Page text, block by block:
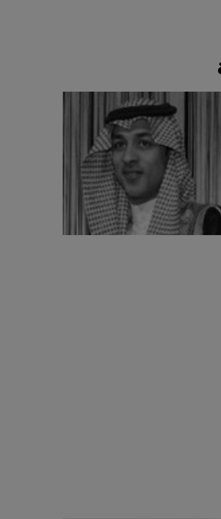
عضو مجلس الإدارة
أ. جزاع الساري